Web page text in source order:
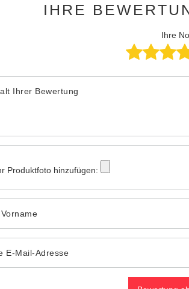
IHRE
Ihre
Ihrer Bewertung
Produktfoto hinzufügen:
E-Mail-Adresse